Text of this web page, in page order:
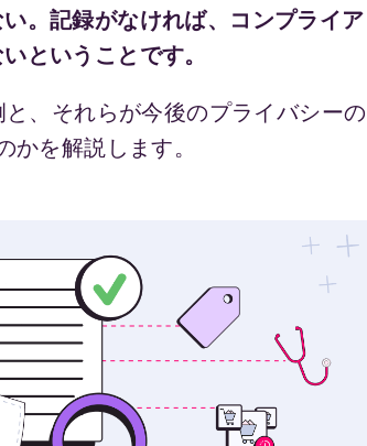
。記録がなければ、コンプライア
ということです。
、それらが今後のプライバシーの
を解説します。